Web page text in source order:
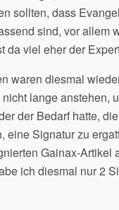
sollten, dass
sind, vor allem
da viel eher der
waren diesmal
lange anstehen,
der Bedarf hatte,
eine Signatur zu
Gainax-Artikel
ich diesmal nur 2